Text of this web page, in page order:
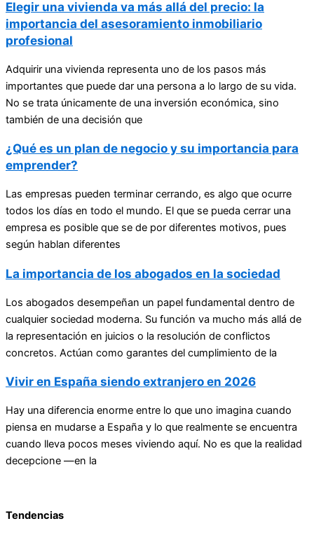
Elegir una vivienda va más allá del precio: la
importancia del asesoramiento inmobiliario
profesional
Adquirir una vivienda representa uno de los pasos más
importantes que puede dar una persona a lo largo de su vida.
No se trata únicamente de una inversión económica, sino
también de una decisión que
¿Qué es un plan de negocio y su importancia para
emprender?
Las empresas pueden terminar cerrando, es algo que ocurre
todos los días en todo el mundo. El que se pueda cerrar una
empresa es posible que se de por diferentes motivos, pues
según hablan diferentes
La importancia de los abogados en la sociedad
Los abogados desempeñan un papel fundamental dentro de
cualquier sociedad moderna. Su función va mucho más allá de
la representación en juicios o la resolución de conflictos
concretos. Actúan como garantes del cumplimiento de la
Vivir en España siendo extranjero en 2026
Hay una diferencia enorme entre lo que uno imagina cuando
piensa en mudarse a España y lo que realmente se encuentra
cuando lleva pocos meses viviendo aquí. No es que la realidad
decepcione —en la
Tendencias